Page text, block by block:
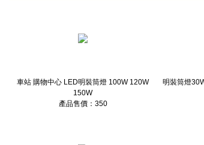
車站 購物中心 LED明裝筒燈 100W 120W
150W
產品售價：350
明裝筒燈